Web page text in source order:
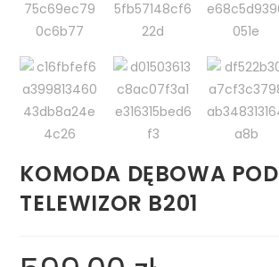
KOMODA DĘBOWA POD
TELEWIZOR B201